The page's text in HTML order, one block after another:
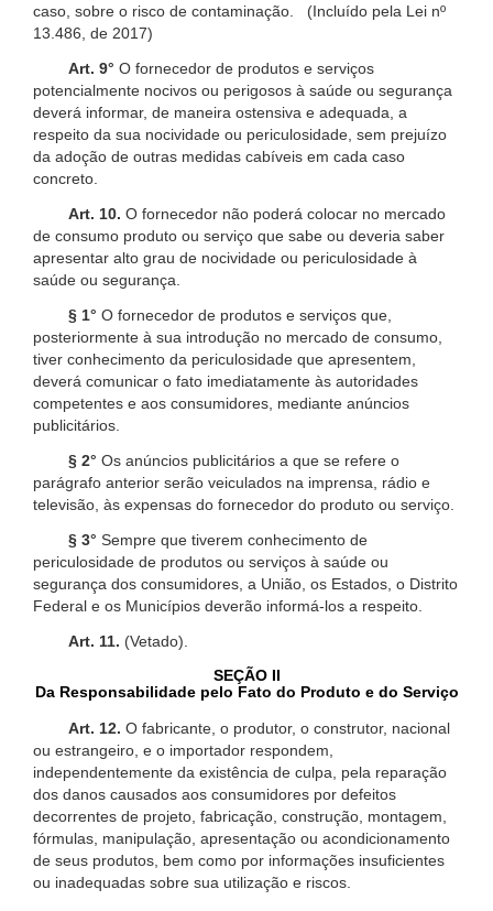
caso, sobre o risco de contaminação. (Incluído pela Lei nº
13.486, de 2017)
Art. 9° O fornecedor de produtos e serviços
potencialmente nocivos ou perigosos à saúde ou segurança
deverá informar, de maneira ostensiva e adequada, a
respeito da sua nocividade ou periculosidade, sem prejuízo
da adoção de outras medidas cabíveis em cada caso
concreto.
Art. 10. O fornecedor não poderá colocar no mercado
de consumo produto ou serviço que sabe ou deveria saber
apresentar alto grau de nocividade ou periculosidade à
saúde ou segurança.
§ 1° O fornecedor de produtos e serviços que,
posteriormente à sua introdução no mercado de consumo,
tiver conhecimento da periculosidade que apresentem,
deverá comunicar o fato imediatamente às autoridades
competentes e aos consumidores, mediante anúncios
publicitários.
§ 2° Os anúncios publicitários a que se refere o
parágrafo anterior serão veiculados na imprensa, rádio e
televisão, às expensas do fornecedor do produto ou serviço.
§ 3° Sempre que tiverem conhecimento de
periculosidade de produtos ou serviços à saúde ou
segurança dos consumidores, a União, os Estados, o Distrito
Federal e os Municípios deverão informá-los a respeito.
Art. 11. (Vetado).
SEÇÃO II
Da Responsabilidade pelo Fato do Produto e do Serviço
Art. 12. O fabricante, o produtor, o construtor, nacional
ou estrangeiro, e o importador respondem,
independentemente da existência de culpa, pela reparação
dos danos causados aos consumidores por defeitos
decorrentes de projeto, fabricação, construção, montagem,
fórmulas, manipulação, apresentação ou acondicionamento
de seus produtos, bem como por informações insuficientes
ou inadequadas sobre sua utilização e riscos.